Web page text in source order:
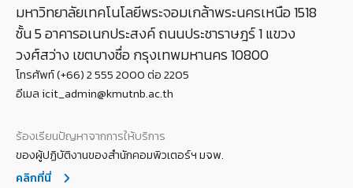
มหาวิทยาลัยเทคโนโลยีพระจอมเกล้าพระนครเหนือ 1518
ชั้น 5 อาคารอเนกประสงค์ ถนนประชาราษฎร์ 1 แขวง
วงศ์สว่าง เขตบางซื่อ กรุงเทพมหานคร 10800
โทรศัพท์ (+66) 2 555 2000 ต่อ 2205
อีเมล icit_admin@kmutnb.ac.th
ร้องเรียนปัญหาจากการให้บริการ
ของผู้ปฏิบัติงานของสำนักคอมพิวเตอร์ฯ มจพ.
คลิกที่นี่